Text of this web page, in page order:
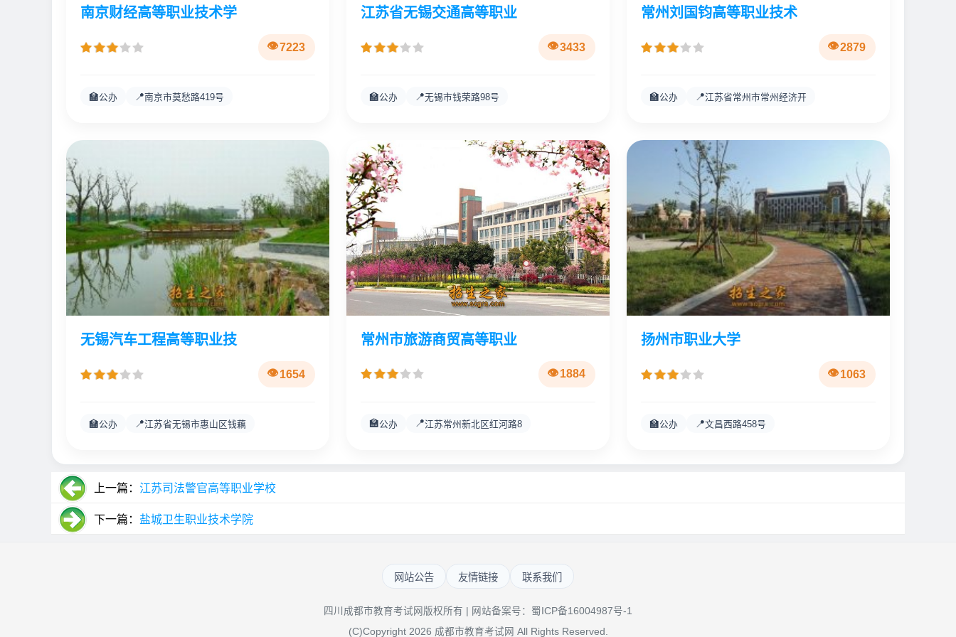
南京财经高等职业技术学
7223
🏫公办 📍南京市莫愁路419号
江苏省无锡交通高等职业
3433
🏫公办 📍无锡市钱荣路98号
常州刘国钧高等职业技术
2879
🏫公办 📍江苏省常州市常州经济开
无锡汽车工程高等职业技
1654
🏫公办 📍江苏省无锡市惠山区钱藕
常州市旅游商贸高等职业
1884
🏫公办 📍江苏常州新北区红河路8
扬州市职业大学
1063
🏫公办 📍文昌西路458号
上一篇： 江苏司法警官高等职业学校
下一篇： 盐城卫生职业技术学院
网站公告 友情链接 联系我们
四川成都市教育考试网版权所有 | 网站备案号： 蜀ICP备16004987号-1
(C)Copyright 2026 成都市教育考试网 All Rights Reserved.